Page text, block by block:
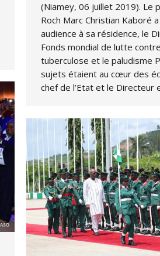
(Niamey, 06 juillet 2019). Le
Roch Marc Christian Kaboré
audience à sa résidence, le
Fonds mondial de lutte
tuberculose et le paludisme
sujets étaient au cœur des
chef de l’Etat et le Directeur